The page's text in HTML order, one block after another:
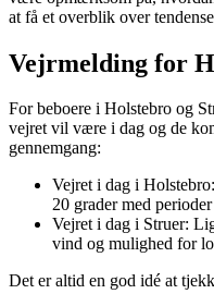
at få et overblik over
Vejrmelding for
For beboere i Holstebro og
vejret vil være i dag og de
gennemgang:
Vejret i dag i
20 grader med
Vejret i dag i Struer:
vind og mulighed for
Det er altid en god idé at